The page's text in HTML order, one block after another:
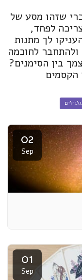
שזהו מסע של
לפחד,
לך מתנות
לחוכמה
בין הסימנים?
הקסמים
02
Sep
01
Sep